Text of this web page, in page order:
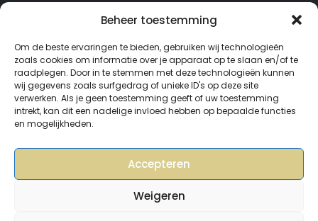
Beheer toestemming
Om de beste ervaringen te bieden, gebruiken wij technologieën
zoals cookies om informatie over je apparaat op te slaan en/of te
raadplegen. Door in te stemmen met deze technologieën kunnen
wij gegevens zoals surfgedrag of unieke ID's op deze site
verwerken. Als je geen toestemming geeft of uw toestemming
intrekt, kan dit een nadelige invloed hebben op bepaalde functies
en mogelijkheden.
Accepteren
Weigeren
© Copyright SterrenHosting 2021-2026 - In opdracht
van Lynaly.nl